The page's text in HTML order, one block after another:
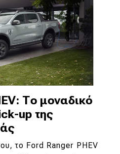
Το μοναδικό
up της
το Ford Ranger PHEV